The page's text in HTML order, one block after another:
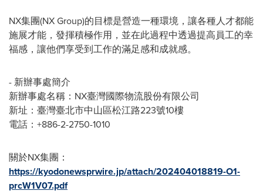
NX集團(NX Group)的目標是營造一種環境，讓各種人才都能
施展才能，發揮積極作用，並在此過程中透過提高員工的幸
福感，讓他們享受到工作的滿足感和成就感。
- 新辦事處簡介
新辦事處名稱：NX臺灣國際物流股份有限公司
新址：臺灣臺北市中山區松江路223號10樓
電話：+886-2-2750-1010
關於NX集團 ：
https://kyodonewsprwire.jp/attach/202404018819-O1-
prcW1V07.pdf